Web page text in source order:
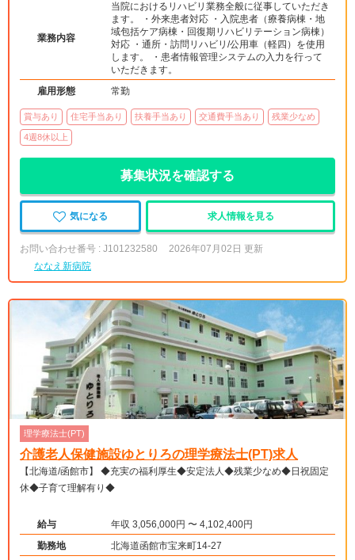
業務内容
当院におけるリハビリ業務全般に従事していただき
ます。 ・外来患者対応 ・入院患者（療養病棟・地
域包括ケア病棟・回復期リハビリテーション病棟）
対応 ・通所・訪問リハビリ/公用車（軽四）を使用
します。 ・患者情報管理システムの入力を行って
いただきます。
雇用形態
常勤
賞与あり 住宅手当あり 扶養手当あり 交通費手当あり 残業少なめ
4週8休以上
募集状況を確認する
気になる 求人情報を見る
お問い合わせ番号 : J101232580
2026年07月02日 更新
ななえ新病院
理学療法士(PT)
介護老人保健施設ゆとりろの理学療法士(PT)求人
【北海道/函館市】 ◆充実の福利厚生◆安定法人◆残業少なめ◆日祝固定
休◆子育て理解有り◆
給与
年収 3,056,000円 〜 4,102,400円
勤務地
北海道函館市宝来町14-27